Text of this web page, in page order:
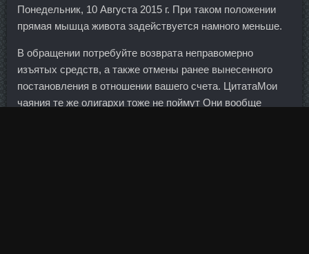
Понедельник, 10 Августа 2015 г. При таком положении
прямая мышца живота задействуется намного меньше.
В обращении потребуйте возврата неправомерно
изъятых средств, а также отмены ранее вынесенного
постановления в отношении вашего счета. ЦитатаМои
чаяния те же олигархи тоже не поймут Они вообще